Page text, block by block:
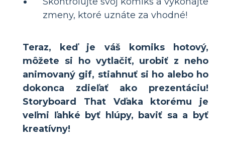
zmeny, ktoré uznáte za vhodné!
Teraz, keď je váš komiks hotový,
môžete si ho vytlačiť, urobiť z neho
animovaný gif, stiahnuť si ho alebo ho
dokonca zdieľať ako prezentáciu!
Storyboard That Vďaka ktorému je
veľmi ľahké byť hlúpy, baviť sa a byť
kreatívny!